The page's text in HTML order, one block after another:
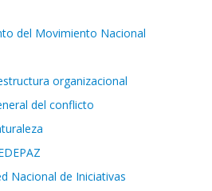
del Movimiento Nacional
organizacional
del conflicto
Nacional de Iniciativas